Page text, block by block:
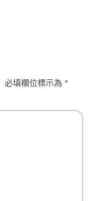
必填欄位標示為*